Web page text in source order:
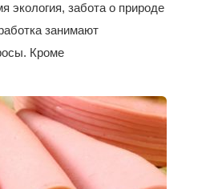
экология, забота о природе
занимают
Кроме